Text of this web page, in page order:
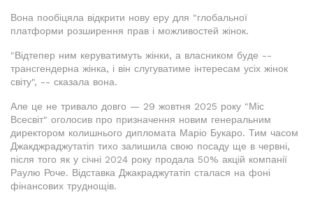
Вона пообіцяла відкрити нову еру для "глобальної
платформи розширення прав і можливостей жінок.
"Відтепер ним керуватимуть жінки, а власником буде --
трансгендерна жінка, і він слугуватиме інтересам усіх жінок
світу", -- сказала вона.
Але це не тривало довго — 29 жовтня 2025 року "Міс
Всесвіт" оголосив про призначення новим генеральним
директором колишнього дипломата Маріо Букаро. Тим часом
Джакджраджутатіп тихо залишила свою посаду ще в червні,
після того як у січні 2024 року продала 50% акцій компанії
Раулю Роче. Відставка Джакраджутатіп сталася на фоні
фінансових труднощів.